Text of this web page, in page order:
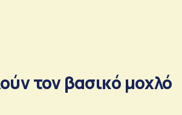
τον βασικό μοχλό